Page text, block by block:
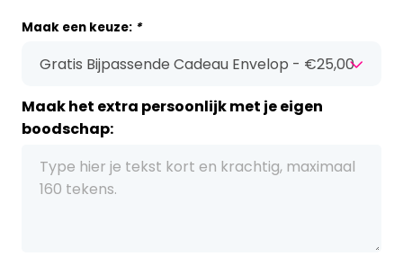
Maak een keuze: *
Maak het extra persoonlijk met je eigen
boodschap: